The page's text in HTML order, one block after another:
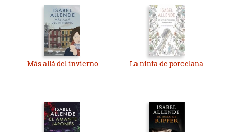
Más allá del invierno La ninfa de porcelana